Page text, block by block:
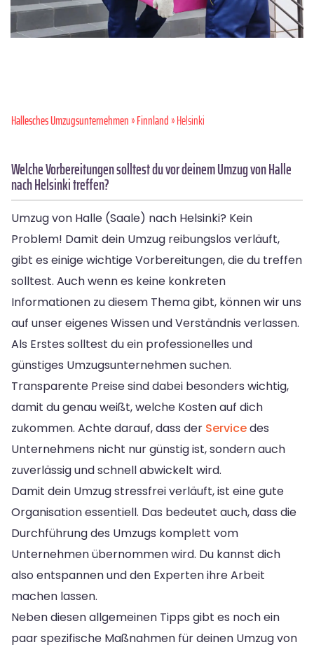
Hallesches Umzugsunternehmen»Finnland» Helsinki
Welche Vorbereitungen solltest du vor deinem Umzug von Halle
nach Helsinki treffen?
Umzug von Halle (Saale) nach Helsinki? Kein
Problem! Damit dein Umzug reibungslos verläuft,
gibt es einige wichtige Vorbereitungen, die du treffen
solltest. Auch wenn es keine konkreten
Informationen zu diesem Thema gibt, können wir uns
auf unser eigenes Wissen und Verständnis verlassen.
Als Erstes solltest du ein professionelles und
günstiges Umzugsunternehmen suchen.
Transparente Preise sind dabei besonders wichtig,
damit du genau weißt, welche Kosten auf dich
zukommen. Achte darauf, dass der Servicedes
Unternehmens nicht nur günstig ist, sondern auch
zuverlässig und schnell abwickelt wird.
Damit dein Umzug stressfrei verläuft, ist eine gute
Organisation essentiell. Das bedeutet auch, dass die
Durchführung des Umzugs komplett vom
Unternehmen übernommen wird. Du kannst dich
also entspannen und den Experten ihre Arbeit
machen lassen.
Neben diesen allgemeinen Tipps gibt es noch ein
paar spezifische Maßnahmen für deinen Umzug von